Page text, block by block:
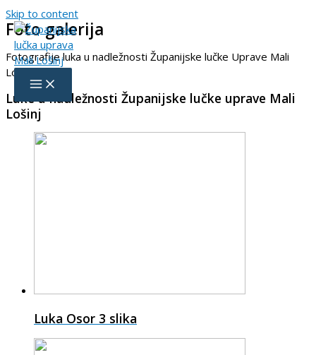
Skip to content
Foto galerija
Fotografije luka u nadležnosti Županijske lučke Uprave Mali
Lošinj
Luke u nadležnosti Županijske lučke uprave Mali
Lošinj
Luka Osor 3 slika